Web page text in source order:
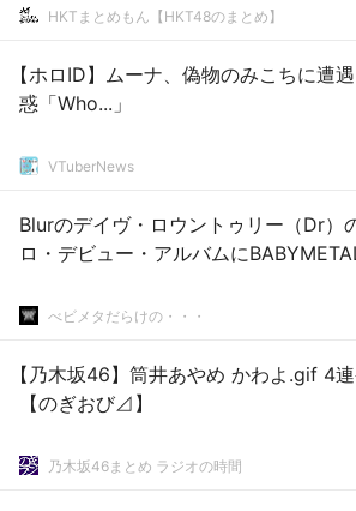
HKTまとめもん【HKT48のまとめ】
【ホロID】ムーナ、偽物のみこちに遭
惑「Who...」
VTuberNews
Blurのデイヴ・ロウントゥリー（Dr）
ロ・デビュー・アルバムに
べビメタだらけの・・・
【乃木坂46】筒井あやめ かわよ.gif 4連
【のぎおび⊿】
乃木坂46まとめ ラジオの時間